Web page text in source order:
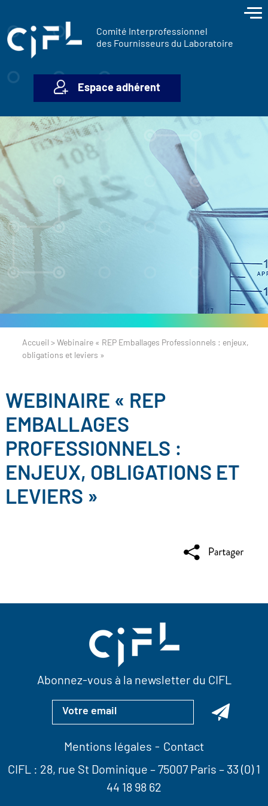
Comité Interprofessionnel
des Fournisseurs du Laboratoire
Espace adhérent
Accueil > Webinaire « REP Emballages Professionnels : enjeux,
obligations et leviers »
WEBINAIRE « REP
EMBALLAGES
PROFESSIONNELS :
ENJEUX, OBLIGATIONS ET
LEVIERS »
Abonnez-vous à la newsletter du CIFL
Mentions légales
Contact
CIFL : 28, rue St Dominique – 75007 Paris – 33 (0) 1
44 18 98 62